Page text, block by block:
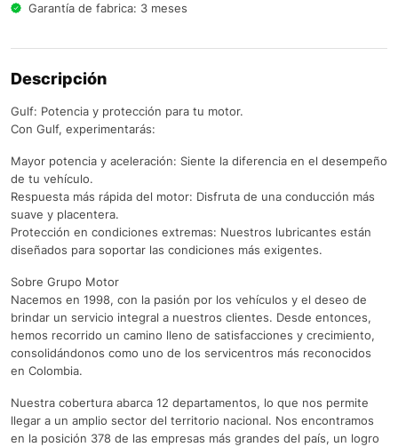
Garantía de fabrica: 3 meses
Descripción
Gulf: Potencia y protección para tu motor.
Con Gulf, experimentarás:
Mayor potencia y aceleración: Siente la diferencia en el desempeño
de tu vehículo.
Respuesta más rápida del motor: Disfruta de una conducción más
suave y placentera.
Protección en condiciones extremas: Nuestros lubricantes están
diseñados para soportar las condiciones más exigentes.
Sobre Grupo Motor
Nacemos en 1998, con la pasión por los vehículos y el deseo de
brindar un servicio integral a nuestros clientes. Desde entonces,
hemos recorrido un camino lleno de satisfacciones y crecimiento,
consolidándonos como uno de los servicentros más reconocidos
en Colombia.
Nuestra cobertura abarca 12 departamentos, lo que nos permite
llegar a un amplio sector del territorio nacional. Nos encontramos
en la posición 378 de las empresas más grandes del país, un logro